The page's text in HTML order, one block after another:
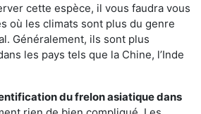
cette espèce, il vous faudra vous
où les climats sont plus du genre
Généralement, ils sont plus
les pays tels que la Chine, l’Inde
du frelon asiatiquedans